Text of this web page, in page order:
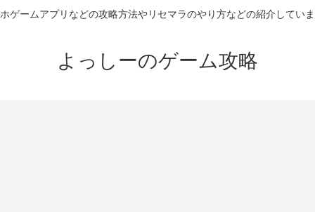
ゲームアプリなどの攻略方法やリセマラのやり方などの紹介してい
よっしーのゲーム攻略